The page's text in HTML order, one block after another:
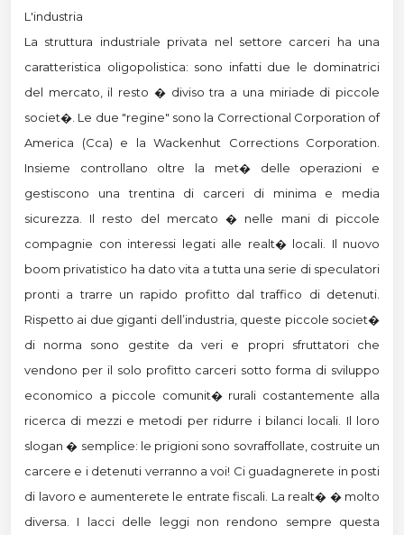
L'industria
La struttura industriale privata nel settore carceri ha una
caratteristica oligopolistica: sono infatti due le dominatrici
del mercato, il resto � diviso tra a una miriade di piccole
societ�. Le due "regine" sono la Correctional Corporation of
America (Cca) e la Wackenhut Corrections Corporation.
Insieme controllano oltre la met� delle operazioni e
gestiscono una trentina di carceri di minima e media
sicurezza. Il resto del mercato � nelle mani di piccole
compagnie con interessi legati alle realt� locali. Il nuovo
boom privatistico ha dato vita a tutta una serie di speculatori
pronti a trarre un rapido profitto dal traffico di detenuti.
Rispetto ai due giganti dell’industria, queste piccole societ�
di norma sono gestite da veri e propri sfruttatori che
vendono per il solo profitto carceri sotto forma di sviluppo
economico a piccole comunit� rurali costantemente alla
ricerca di mezzi e metodi per ridurre i bilanci locali. Il loro
slogan � semplice: le prigioni sono sovraffollate, costruite un
carcere e i detenuti verranno a voi! Ci guadagnerete in posti
di lavoro e aumenterete le entrate fiscali. La realt� � molto
diversa. I lacci delle leggi non rendono sempre questa